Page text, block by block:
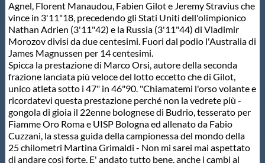
Area Legislativa
Protezione Civile
Qualità
Sostenibilità
Agnel, Florent Manaudou, Fabien Gilot e Jeremy Stravius che
vince in 3'11"18, precedendo gli Stati Uniti dell'olimpionico
Nathan Adrien (3'11"42) e la Russia (3'11"44) di Vladimir
Morozov divisi da due centesimi. Fuori dal podio l'Australia di
James Magnussen per 14 centesimi.
Spicca la prestazione di Marco Orsi, autore della seconda
frazione lanciata più veloce del lotto eccetto che di Gilot,
unico atleta sotto i 47" in 46"90. "Chiamatemi l'orso volante e
ricordatevi questa prestazione perché non la vedrete più -
gongola di gioia il 22enne bolognese di Budrio, tesserato per
Fiamme Oro Roma e UISP Bologna ed allenato da Fabio
Cuzzani, la stessa guida della campionessa del mondo della
25 chilometri Martina Grimaldi - Non mi sarei mai aspettato
di andare così forte. E' andato tutto bene, anche i cambi al